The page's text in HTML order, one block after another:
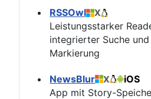
RSSOwl X
Leistungsstarker
integrierter Suche
Markierung
NewsBlur X
iOS
App mit Story-